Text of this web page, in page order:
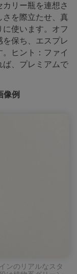
リー瓶を連想さ
さを際立たせ、真
使います。オフ
保ち、エスプレ
ヒント：ファイ
ば、プレミアムで
像例
ンのリアルなスタ